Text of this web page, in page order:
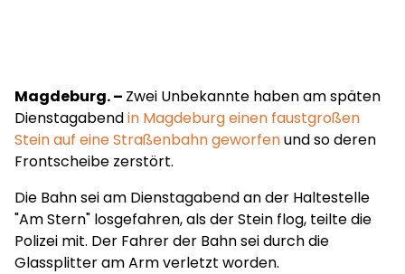
Magdeburg. – Zwei Unbekannte haben am späten
Dienstagabendin Magdeburg einen faustgroßen
Stein auf eine Straßenbahn geworfenund so deren
Frontscheibe zerstört.
Die Bahn sei am Dienstagabend an der Haltestelle
"Am Stern" losgefahren, als der Stein flog, teilte die
Polizei mit. Der Fahrer der Bahn sei durch die
Glassplitter am Arm verletzt worden.